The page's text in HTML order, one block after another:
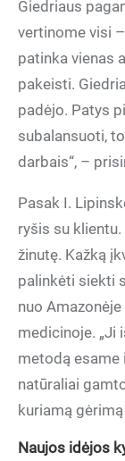
Giedriaus
vertinome visi
patinka vienas
pakeisti.
padėjo. Patys
subalansuoti,
darbais“, –
Pasak I.
ryšis su
žinutę. Kažką
palinkėti siekti
nuo
medicinoje. „Ji
metodą esame
natūraliai
kuriamą
Naujos idėjos